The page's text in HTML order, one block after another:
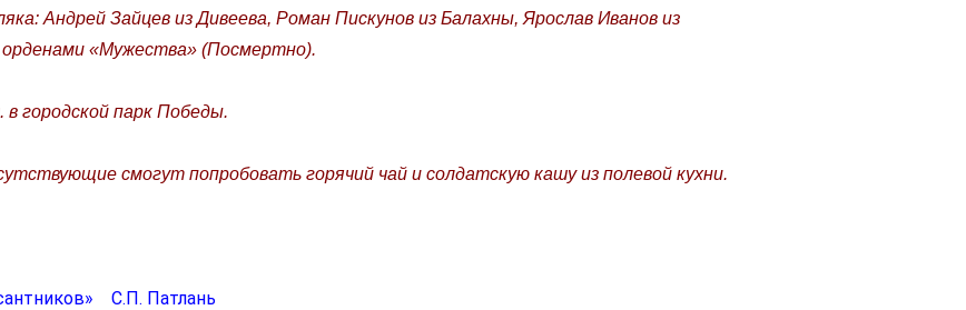
Андрей Зайцев из Дивеева, Роман Пискунов из Балахны, Ярослав Иванов из
«Мужества» (Посмертно).
городской парк Победы.
смогут попробовать горячий чай и солдатскую кашу из полевой кухни.
С.П. Патлань